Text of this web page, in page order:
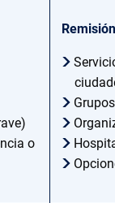
o